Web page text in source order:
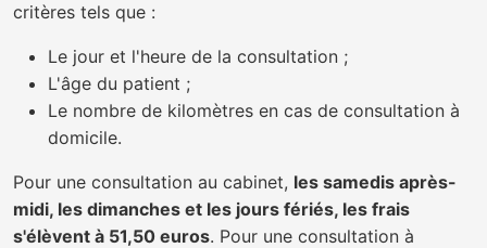
critères tels que :
Le jour et l'heure de la consultation ;
L'âge du patient ;
Le nombre de kilomètres en cas de consultation à
domicile.
Pour une consultation au cabinet, les samedis après-
midi, les dimanches et les jours fériés, les frais
s'élèvent à 51,50 euros. Pour une consultation à